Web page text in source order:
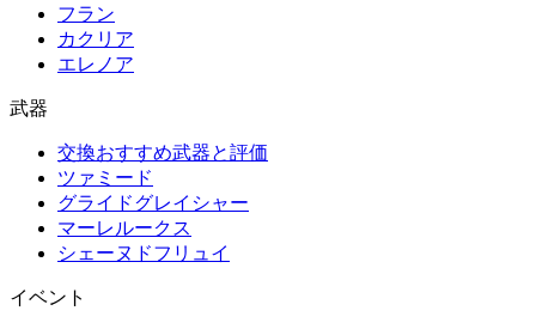
フラン
カクリア
エレノア
武器
交換おすすめ武器と評価
ツァミード
グライドグレイシャー
マーレルークス
シェーヌドフリュイ
イベント